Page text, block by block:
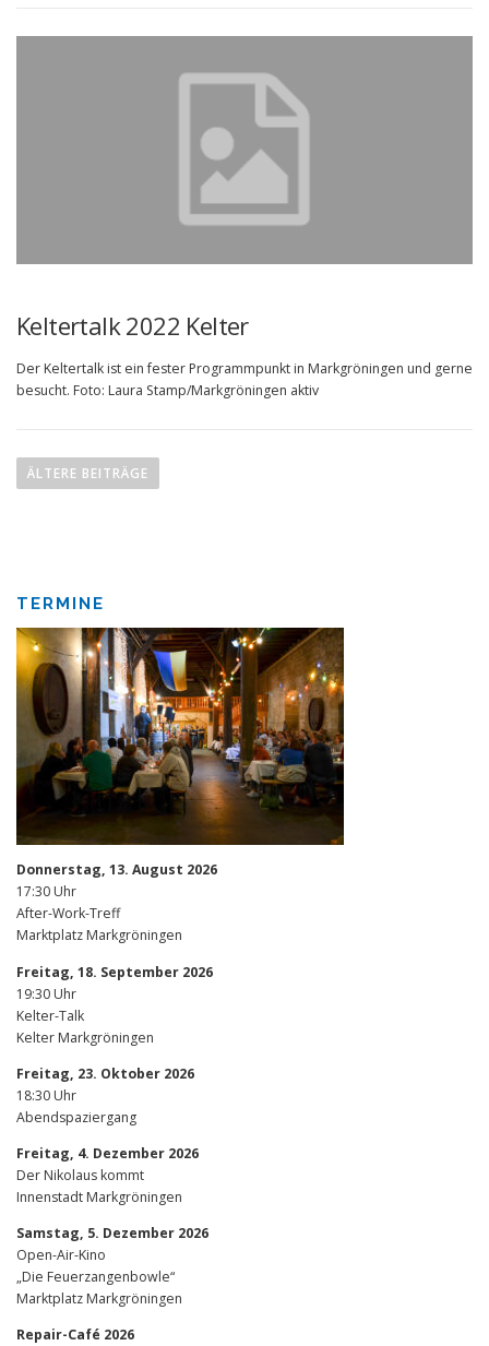
Keltertalk 2022 Kelter
Der Keltertalk ist ein fester Programmpunkt in Markgröningen und gerne
besucht. Foto: Laura Stamp/Markgröningen aktiv
e
g
s
n
a
g
a
t
i
o
n
ÄLTERE BEITRÄGE
TERMINE
Donnerstag, 13. August 2026
17:30 Uhr
After-Work-Treff
Marktplatz Markgröningen
Freitag, 18. September 2026
19:30 Uhr
Kelter-Talk
Kelter Markgröningen
Freitag, 23. Oktober 2026
18:30 Uhr
Abendspaziergang
Freitag, 4. Dezember 2026
Der Nikolaus kommt
Innenstadt Markgröningen
Samstag, 5. Dezember 2026
Open-Air-Kino
„Die Feuerzangenbowle“
Marktplatz Markgröningen
Repair-Café 2026